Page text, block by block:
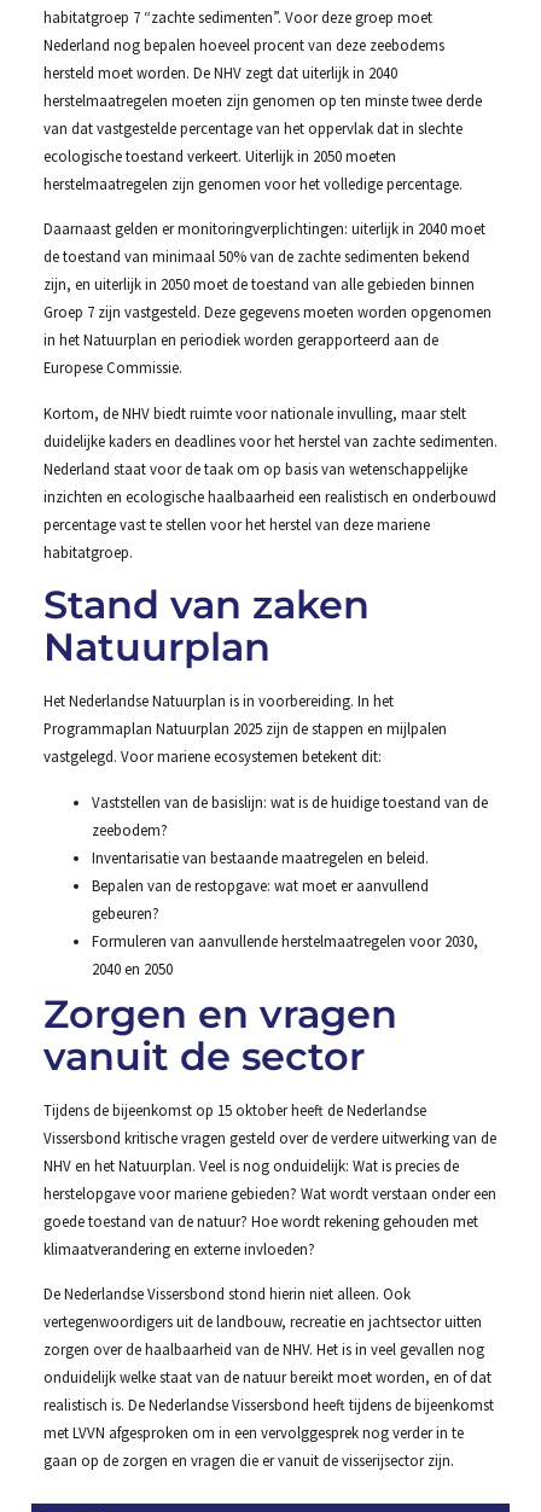
habitatgroep 7 “zachte sedimenten”. Voor deze groep moet
Nederland nog bepalen hoeveel procent van deze zeebodems
hersteld moet worden. De NHV zegt dat uiterlijk in 2040
herstelmaatregelen moeten zijn genomen op ten minste twee derde
van dat vastgestelde percentage van het oppervlak dat in slechte
ecologische toestand verkeert. Uiterlijk in 2050 moeten
herstelmaatregelen zijn genomen voor het volledige percentage.
Daarnaast gelden er monitoringverplichtingen: uiterlijk in 2040 moet
de toestand van minimaal 50% van de zachte sedimenten bekend
zijn, en uiterlijk in 2050 moet de toestand van alle gebieden binnen
Groep 7 zijn vastgesteld. Deze gegevens moeten worden opgenomen
in het Natuurplan en periodiek worden gerapporteerd aan de
Europese Commissie.
Kortom, de NHV biedt ruimte voor nationale invulling, maar stelt
duidelijke kaders en deadlines voor het herstel van zachte sedimenten.
Nederland staat voor de taak om op basis van wetenschappelijke
inzichten en ecologische haalbaarheid een realistisch en onderbouwd
percentage vast te stellen voor het herstel van deze mariene
habitatgroep.
Stand van zaken
Natuurplan
Het Nederlandse Natuurplan is in voorbereiding. In het
Programmaplan Natuurplan 2025 zijn de stappen en mijlpalen
vastgelegd. Voor mariene ecosystemen betekent dit:
Vaststellen van de basislijn: wat is de huidige toestand van de
zeebodem?
Inventarisatie van bestaande maatregelen en beleid.
Bepalen van de restopgave: wat moet er aanvullend
gebeuren?
Formuleren van aanvullende herstelmaatregelen voor 2030,
2040 en 2050
Zorgen en vragen
vanuit de sector
Tijdens de bijeenkomst op 15 oktober heeft de Nederlandse
Vissersbond kritische vragen gesteld over de verdere uitwerking van de
NHV en het Natuurplan. Veel is nog onduidelijk: Wat is precies de
herstelopgave voor mariene gebieden? Wat wordt verstaan onder een
goede toestand van de natuur? Hoe wordt rekening gehouden met
klimaatverandering en externe invloeden?
De Nederlandse Vissersbond stond hierin niet alleen. Ook
vertegenwoordigers uit de landbouw, recreatie en jachtsector uitten
zorgen over de haalbaarheid van de NHV. Het is in veel gevallen nog
onduidelijk welke staat van de natuur bereikt moet worden, en of dat
realistisch is. De Nederlandse Vissersbond heeft tijdens de bijeenkomst
met LVVN afgesproken om in een vervolggesprek nog verder in te
gaan op de zorgen en vragen die er vanuit de visserijsector zijn.